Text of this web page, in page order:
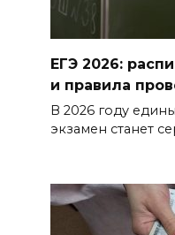
ЕГЭ 2026:
и правила
В 2026 году
экзамен станет